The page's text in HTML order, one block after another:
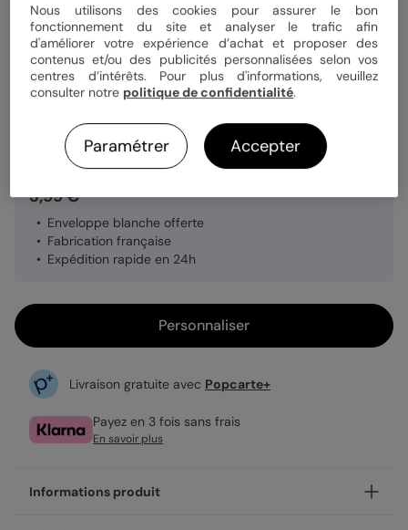
Papier Papier Satiné
Quantité 1 carte
3,99 €
Enveloppe blanche offerte
Fabrication française
Expédition rapide en 24h
Personnaliser
Livraison gratuite avec Popcarte+
Payez en 3 fois sans frais
En savoir plus
Informations produit
Nous utilisons des cookies pour assurer le bon
fonctionnement du site et analyser le trafic afin
d'améliorer votre expérience d’achat et proposer des
contenus et/ou des publicités personnalisées selon vos
centres d’intérêts. Pour plus d'informations, veuillez
consulter notre politique de confidentialité.
Paramétrer Accepter